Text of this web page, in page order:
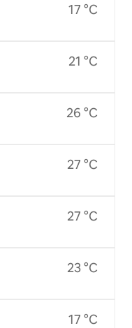
17 °C
21 °C
26 °C
27 °C
27 °C
23 °C
17 °C